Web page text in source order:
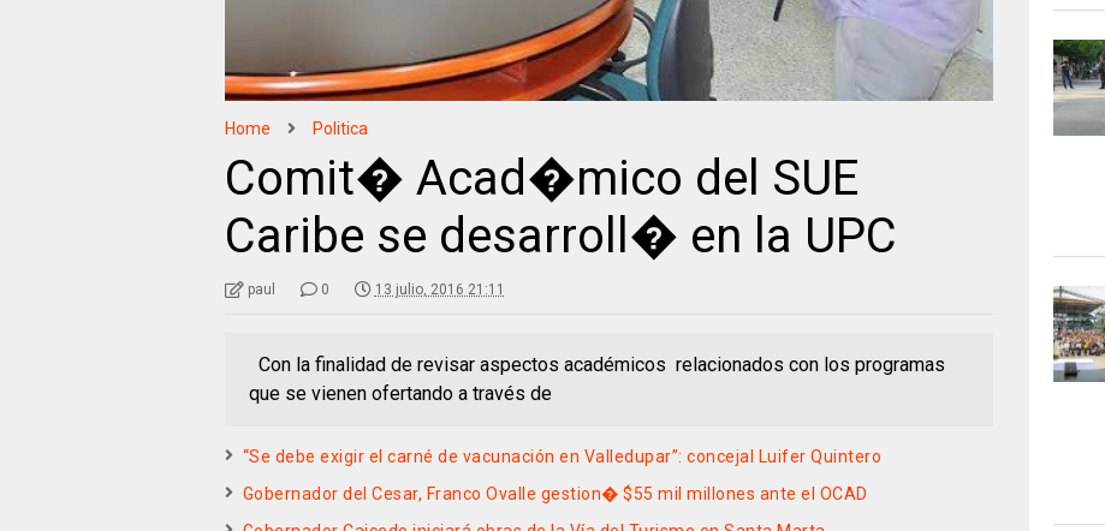
Home Politica
Comit� Acad�mico del SUE
Caribe se desarroll� en la UPC
paul 0 13 julio, 2016 21:11
Con la finalidad de revisar aspectos académicos relacionados con los programas
que se vienen ofertando a través de
“Se debe exigir el carné de vacunación en Valledupar”: concejal Luifer Quintero
Gobernador del Cesar, Franco Ovalle gestion� $55 mil millones ante el OCAD